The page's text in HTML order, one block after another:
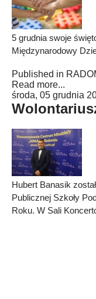
5 grudnia swoje
Międzynarodowy
Published in
Read more...
środa, 05 grudnia
Hubert Banasik
Publicznej Szkoły
Roku. W Sali